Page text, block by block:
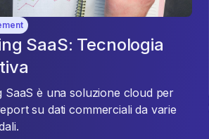
SaaS: Tecnologia
SaaS è una soluzione cloud per
su dati commerciali da varie